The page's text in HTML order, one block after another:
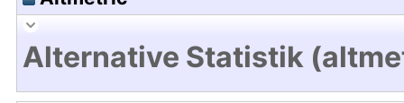
Alternative Statistik